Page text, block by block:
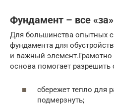
Фундамент – все
Для большинства опытных
фундамента для
и важный
основа помогает разрешить
сбережет тепло для
подмерзнуть;